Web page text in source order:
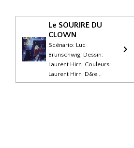
Le SOURIRE DU
CLOWN
Scénario: Luc
Brunschwig Dessin:
Laurent Hirn Couleurs:
Laurent Hirn D&e...